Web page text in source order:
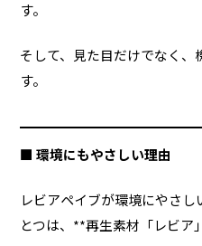
す。
そして、見た目だけでなく、
す。
■ 環境にもやさしい理由
レビアペイブが環境にやさ
とつは、**再生素材「レビア